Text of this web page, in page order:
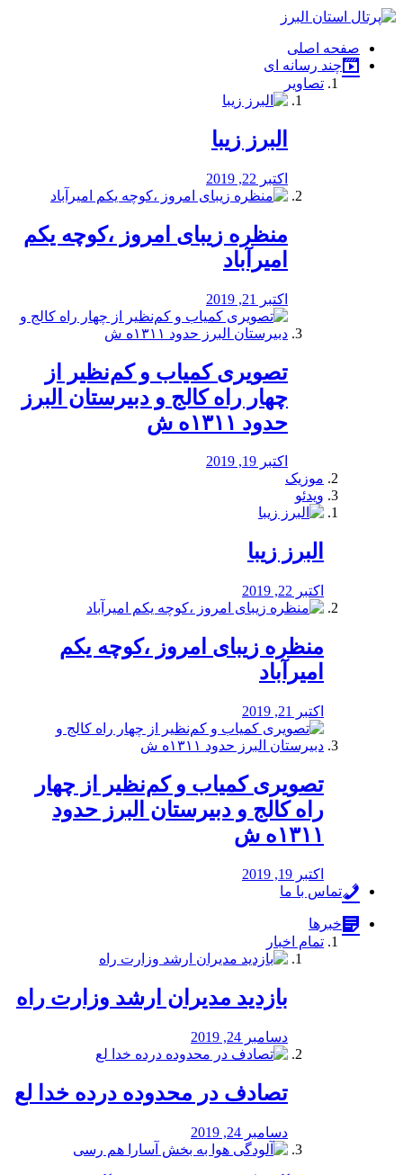
فصد
شرق
تهران
خشکشویی
صفحه اصلی
چند رسانه ای
تصاویر
البرز زیبا
اکتبر 22, 2019
منظره‌‌ زیبای امروز ،کوچه یکم
امیرآباد
اکتبر 21, 2019
️تصویری کمیاب و کم‌نظیر از
چهار راه كالج و دبيرستان البرز
حدود ۱۳۱۱ه ش
اکتبر 19, 2019
موزیک
ویدئو
البرز زیبا
اکتبر 22, 2019
منظره‌‌ زیبای امروز ،کوچه یکم
امیرآباد
اکتبر 21, 2019
️تصویری کمیاب و کم‌نظیر از چهار
راه كالج و دبيرستان البرز حدود
۱۳۱۱ه ش
اکتبر 19, 2019
تماس با ما
خبرها
تمام اخبار
بازدید مدیران ارشد وزارت راه
دسامبر 24, 2019
تصادف در محدوده درده خدا لع
دسامبر 24, 2019